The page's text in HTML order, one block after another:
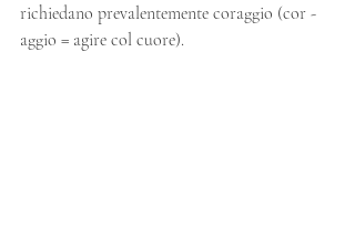
richiedano prevalentemente coraggio (cor -
aggio = agire col cuore).